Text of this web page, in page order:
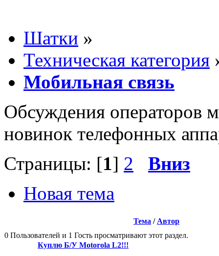
Шатки »
Техническая категория
Мобильная связь
Обсуждения операторов
новинок телефонных
Страницы: [1] 2
Вниз
Новая тема
Тема / Автор
0 Пользователей и 1 Гость просматривают этот раздел.
Куплю Б/У Motorola L2!!!